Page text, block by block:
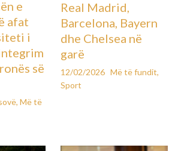
e
afat
i
së
,Më të
Real Madrid,
Barcelona, Bayern
dhe Chelsea në
garë
12/02/2026 Më të fundit,
Sport